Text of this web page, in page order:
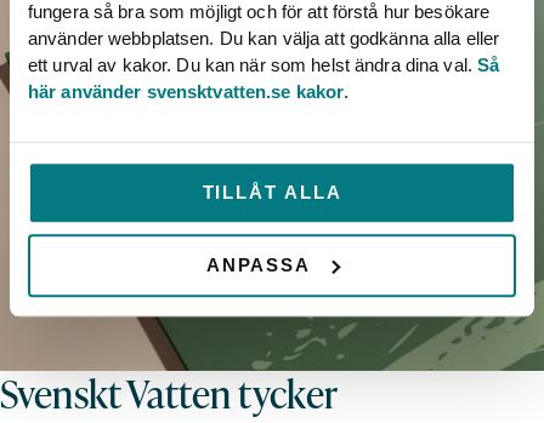
fungera så bra som möjligt och för att förstå hur besökare
använder webbplatsen. Du kan välja att godkänna alla eller
ett urval av kakor. Du kan när som helst ändra dina val.Så
här använder svensktvatten.se kakor.
TILLÅT ALLA
ANPASSA
Svenskt Vatten tycker